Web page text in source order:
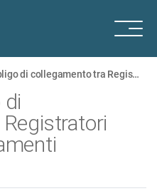
Dal 2026 obbligo di collegamento tra Registratori Telematici e pagamenti elettronici